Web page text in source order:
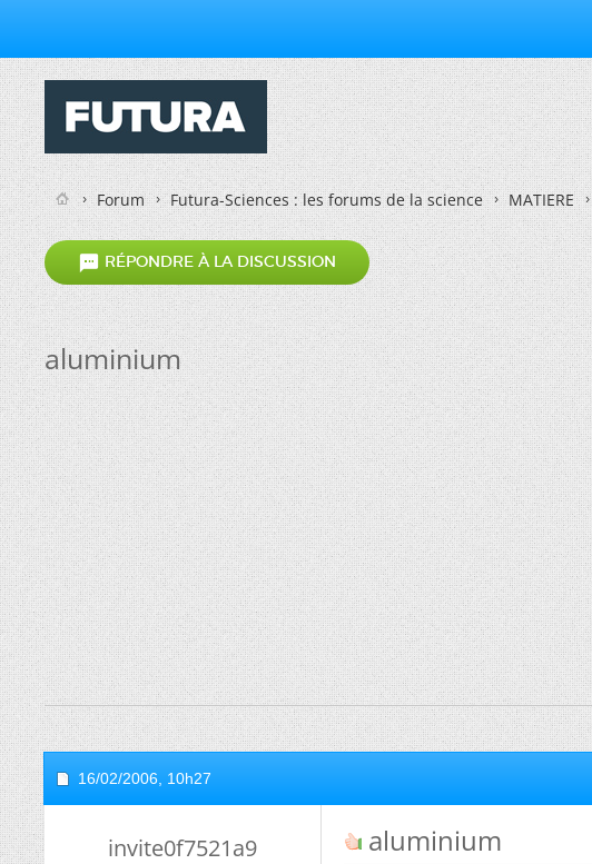
Forum Futura-Sciences : les forums de la science MATIERE
 RÉPONDRE À LA DISCUSSION
aluminium
16/02/2006, 10h27
invite0f7521a9 aluminium